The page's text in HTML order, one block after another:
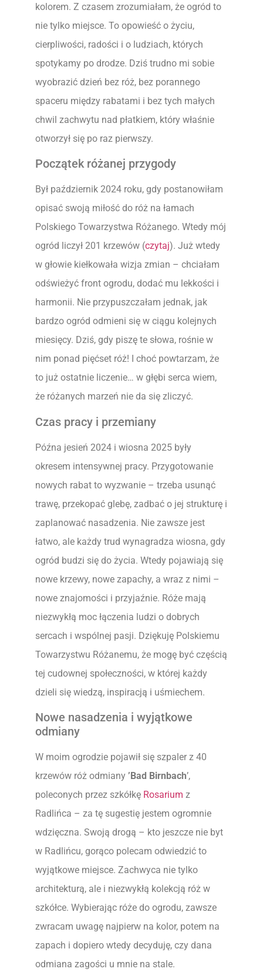
kolorem. Z czasem zrozumiałam, że ogród to
nie tylko miejsce. To opowieść o życiu,
cierpliwości, radości i o ludziach, których
spotykamy po drodze. Dziś trudno mi sobie
wyobrazić dzień bez róż, bez porannego
spaceru między rabatami i bez tych małych
chwil zachwytu nad płatkiem, który właśnie
otworzył się po raz pierwszy.
Początek różanej przygody
Był październik 2024 roku, gdy postanowiłam
opisać swoją miłość do róż na łamach
Polskiego Towarzystwa Różanego. Wtedy mój
ogród liczył 201 krzewów (czytaj). Już wtedy
w głowie kiełkowała wizja zmian – chciałam
odświeżyć front ogrodu, dodać mu lekkości i
harmonii. Nie przypuszczałam jednak, jak
bardzo ogród odmieni się w ciągu kolejnych
miesięcy. Dziś, gdy piszę te słowa, rośnie w
nim ponad pięćset róż! I choć powtarzam, że
to już ostatnie liczenie… w głębi serca wiem,
że różanych marzeń nie da się zliczyć.
Czas pracy i przemiany
Późna jesień 2024 i wiosna 2025 były
okresem intensywnej pracy. Przygotowanie
nowych rabat to wyzwanie – trzeba usunąć
trawę, przekopać glebę, zadbać o jej strukturę i
zaplanować nasadzenia. Nie zawsze jest
łatwo, ale każdy trud wynagradza wiosna, gdy
ogród budzi się do życia. Wtedy pojawiają się
nowe krzewy, nowe zapachy, a wraz z nimi –
nowe znajomości i przyjaźnie. Róże mają
niezwykłą moc łączenia ludzi o dobrych
sercach i wspólnej pasji. Dziękuję Polskiemu
Towarzystwu Różanemu, że mogę być częścią
tej cudownej społeczności, w której każdy
dzieli się wiedzą, inspiracją i uśmiechem.
Nowe nasadzenia i wyjątkowe
odmiany
W moim ogrodzie pojawił się szpaler z 40
krzewów róż odmiany ’Bad Birnbach’,
poleconych przez szkółkę Rosarium z
Radlińca – za tę sugestię jestem ogromnie
wdzięczna. Swoją drogą – kto jeszcze nie byt
w Radlińcu, gorąco polecam odwiedzić to
wyjątkowe miejsce. Zachwyca nie tylko
architekturą, ale i niezwykłą kolekcją róż w
szkółce. Wybierając róże do ogrodu, zawsze
zwracam uwagę najpierw na kolor, potem na
zapach i dopiero wtedy decyduję, czy dana
odmiana zagości u mnie na stale.